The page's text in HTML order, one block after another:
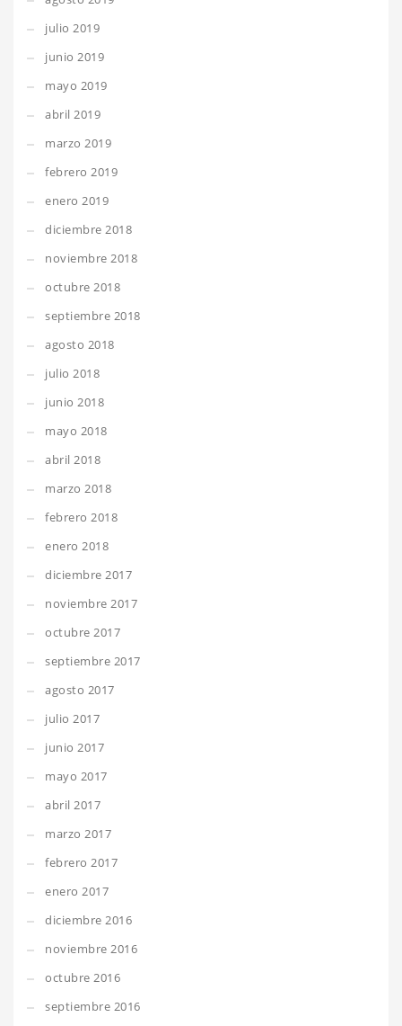
julio 2019
junio 2019
mayo 2019
abril 2019
marzo 2019
febrero 2019
enero 2019
diciembre 2018
noviembre 2018
octubre 2018
septiembre 2018
agosto 2018
julio 2018
junio 2018
mayo 2018
abril 2018
marzo 2018
febrero 2018
enero 2018
diciembre 2017
noviembre 2017
octubre 2017
septiembre 2017
agosto 2017
julio 2017
junio 2017
mayo 2017
abril 2017
marzo 2017
febrero 2017
enero 2017
diciembre 2016
noviembre 2016
octubre 2016
septiembre 2016